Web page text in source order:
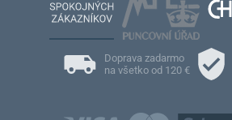
Doprava zadarmo
na všetko od 120 €